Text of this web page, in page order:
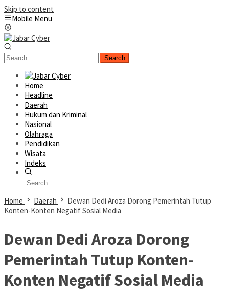
Skip to content
Mobile Menu
Search
Home
Headline
Daerah
Hukum dan Kriminal
Nasional
Olahraga
Pendidikan
Wisata
Indeks
Home Daerah
Dewan Dedi Aroza Dorong Pemerintah Tutup
Konten-Konten Negatif Sosial Media
Dewan Dedi Aroza Dorong
Pemerintah Tutup Konten-
Konten Negatif Sosial Media